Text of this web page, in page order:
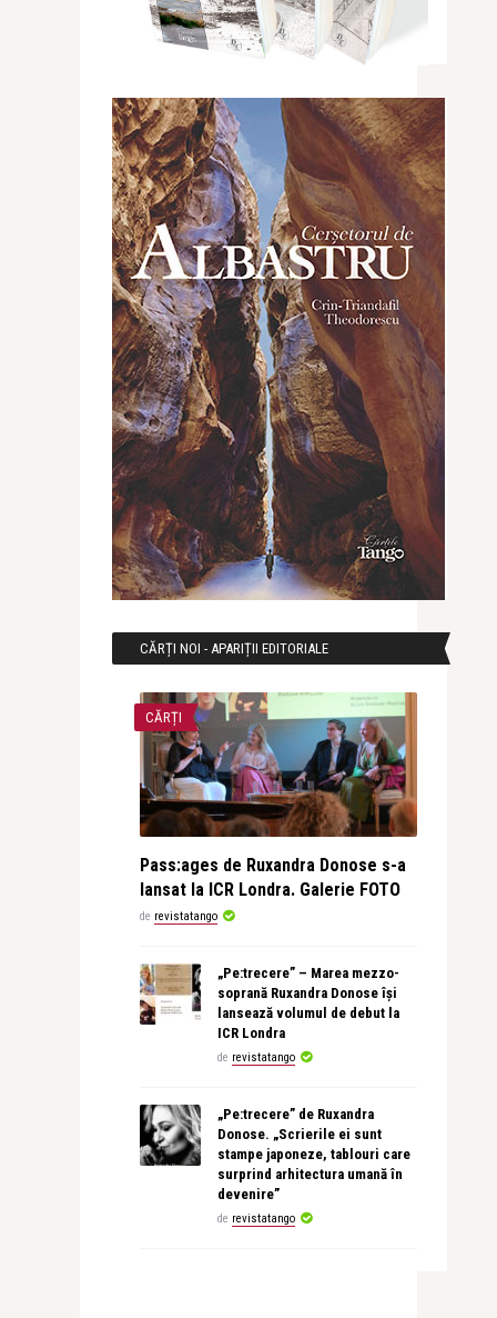
CĂRȚI NOI - APARIȚII EDITORIALE
CĂRȚI
Pass:ages de Ruxandra Donose s-a
lansat la ICR Londra. Galerie FOTO
de revistatango
„Pe:trecere” – Marea mezzo-
soprană Ruxandra Donose își
lansează volumul de debut la
ICR Londra
de revistatango
„Pe:trecere” de Ruxandra
Donose. „Scrierile ei sunt
stampe japoneze, tablouri care
surprind arhitectura umană în
devenire”
de revistatango